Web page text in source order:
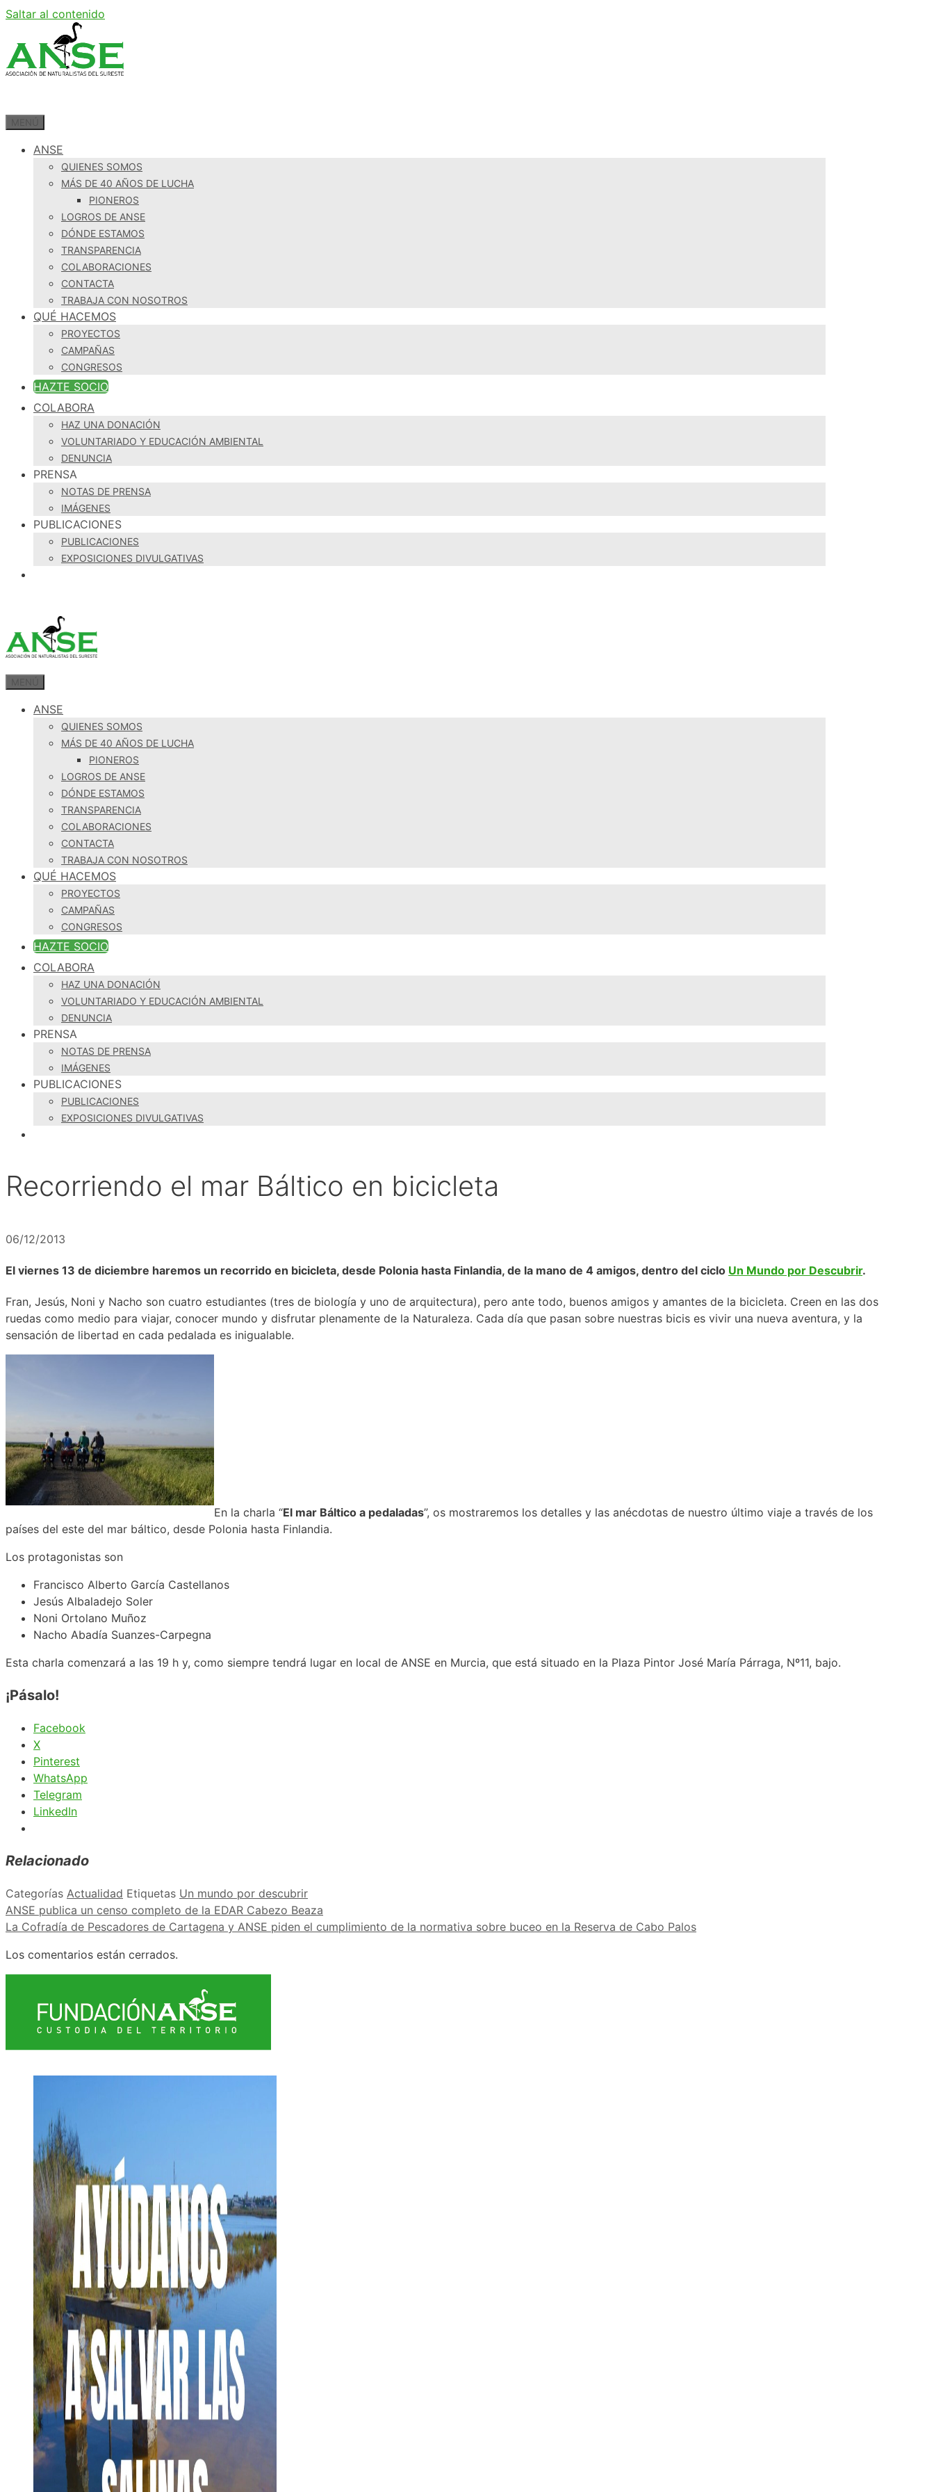
Saltar al contenido
ANSE
QUIENES SOMOS
MÁS DE 40 AÑOS DE LUCHA
PIONEROS
LOGROS DE ANSE
DÓNDE ESTAMOS
TRANSPARENCIA
COLABORACIONES
CONTACTA
TRABAJA CON NOSOTROS
QUÉ HACEMOS
PROYECTOS
CAMPAÑAS
CONGRESOS
HAZTE SOCIO
COLABORA
HAZ UNA DONACIÓN
VOLUNTARIADO Y EDUCACIÓN AMBIENTAL
DENUNCIA
PRENSA
NOTAS DE PRENSA
IMÁGENES
PUBLICACIONES
PUBLICACIONES
EXPOSICIONES DIVULGATIVAS
ANSE
QUIENES SOMOS
MÁS DE 40 AÑOS DE LUCHA
PIONEROS
LOGROS DE ANSE
DÓNDE ESTAMOS
TRANSPARENCIA
COLABORACIONES
CONTACTA
TRABAJA CON NOSOTROS
QUÉ HACEMOS
PROYECTOS
CAMPAÑAS
CONGRESOS
HAZTE SOCIO
COLABORA
HAZ UNA DONACIÓN
VOLUNTARIADO Y EDUCACIÓN AMBIENTAL
DENUNCIA
PRENSA
NOTAS DE PRENSA
IMÁGENES
PUBLICACIONES
PUBLICACIONES
EXPOSICIONES DIVULGATIVAS
Recorriendo el mar Báltico en bicicleta
06/12/2013
El viernes 13 de diciembre haremos un recorrido en bicicleta, desde Polonia hasta Finlandia, de la mano de 4 amigos, dentro del ciclo Un Mundo por Descubrir.
Fran, Jesús, Noni y Nacho son cuatro estudiantes (tres de biología y uno de arquitectura), pero ante todo, buenos amigos y amantes de la bicicleta. Creen en las dos
ruedas como medio para viajar, conocer mundo y disfrutar plenamente de la Naturaleza. Cada día que pasan sobre nuestras bicis es vivir una nueva aventura, y la
sensación de libertad en cada pedalada es inigualable.
En la charla “El mar Báltico a pedaladas”, os mostraremos los detalles y las anécdotas de nuestro último viaje a través de los
países del este del mar báltico, desde Polonia hasta Finlandia.
Los protagonistas son
Francisco Alberto García Castellanos
Jesús Albaladejo Soler
Noni Ortolano Muñoz
Nacho Abadía Suanzes-Carpegna
Esta charla comenzará a las 19 h y, como siempre tendrá lugar en local de ANSE en Murcia, que está situado en la Plaza Pintor José María Párraga, Nº11, bajo.
¡Pásalo!
Facebook
X
Pinterest
WhatsApp
Telegram
LinkedIn
Relacionado
Categorías Actualidad Etiquetas Un mundo por descubrir
ANSE publica un censo completo de la EDAR Cabezo Beaza
La Cofradía de Pescadores de Cartagena y ANSE piden el cumplimiento de la normativa sobre buceo en la Reserva de Cabo Palos
Los comentarios están cerrados.